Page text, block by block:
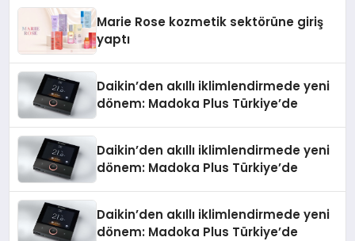
Marie Rose kozmetik sektörüne giriş
yaptı
Daikin’den akıllı iklimlendirmede yeni
dönem: Madoka Plus Türkiye’de
Daikin’den akıllı iklimlendirmede yeni
dönem: Madoka Plus Türkiye’de
Daikin’den akıllı iklimlendirmede yeni
dönem: Madoka Plus Türkiye’de